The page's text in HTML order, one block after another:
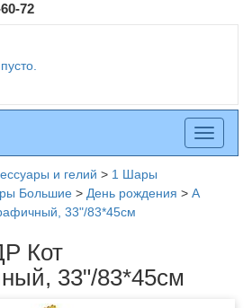
72
меню
и гелий > 1 Шары
Большие > День рождения > A
33"/83*45см
Кот
33"/83*45см